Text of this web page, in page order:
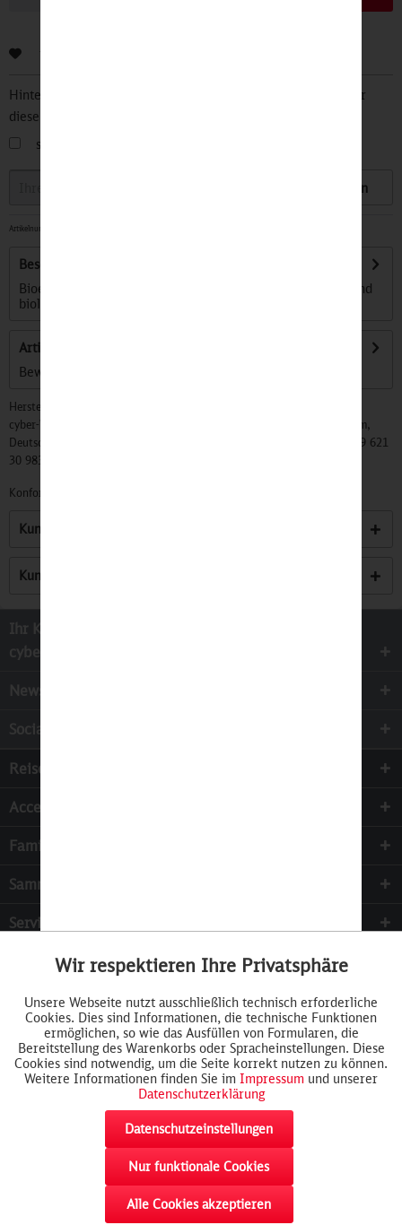
Hinterlegen Sie Ihre Email Adresse und bleiben Sie stets über
diesen Artikel informiert.
sobald der Artikel wieder
Speichern
Artikelnummer:
Beschreibung
Bioethanol Flüssig-Brennstoff - Geruchsneutral, rauchfrei und
biologisch: Der original höfats...
Artikel bewerten
Bewertungen lesen, schreiben und diskutieren...
Hersteller:
cyber-Wear Heidelberg GmbH, Elsa-Brändström-Str. 4, 68229 Mannheim,
Deutschland, Info@mycybergroup.com, https://mycybergroup.com, +49 621
30 983 0
Konformitätserklärungen zu unseren Produkten finden Sie
Kunden kauften auch
Kunden haben sich ebenfalls angesehen
Ihr Kontakt zur
cyber-Wear Heidelberg GmbH
Newsletter
Socialmedia
Reisen
Accessoires
Familie & Kinder
Sammeln
Services
AGB Cookie-Einstellungen
Impressum
Datenschutz
Widerrufsrecht
Funktionale Aktiv
Tracking Inaktiv
Wir respektieren Ihre Privatsphäre
Unsere Webseite nutzt ausschließlich technisch erforderliche
Cookies. Dies sind Informationen, die technische Funktionen
ermöglichen, so wie das Ausfüllen von Formularen, die
Bereitstellung des Warenkorbs oder Spracheinstellungen. Diese
Cookies sind notwendig, um die Seite korrekt nutzen zu können.
Weitere Informationen finden Sie im Impressum und unserer
Datenschutzerklärung
Datenschutzeinstellungen
Nur funktionale Cookies
akzeptieren
Alle Cookies akzeptieren